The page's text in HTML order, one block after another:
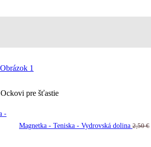
Ockovi pre šťastie
Magnetka - Teniska - Vydrovská dolina 2,50€